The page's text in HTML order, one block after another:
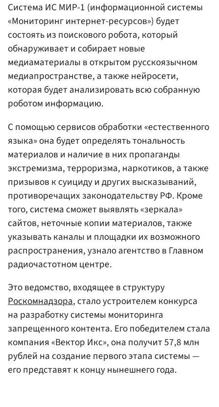
Система ИС МИР-1 (информационной системы
«Мониторинг интернет-ресурсов») будет
состоять из поискового робота, который
обнаруживает и собирает новые
медиаматериалы в открытом русскоязычном
медиапространстве, а также нейросети,
которая будет анализировать всю собранную
роботом информацию.
С помощью сервисов обработки «естественного
языка» она будет определять тональность
материалов и наличие в них пропаганды
экстремизма, терроризма, наркотиков, а также
призывов к суициду и других высказываний,
противоречащих законодательству РФ. Кроме
того, система сможет выявлять «зеркала»
сайтов, неточные копии материалов, также
указывать каналы и площадки их возможного
распространения, узнало агентство в Главном
радиочастотном центре.
Это ведомство, входящее в структуру
Роскомнадзора, стало устроителем конкурса
на разработку системы мониторинга
запрещенного контента. Его победителем стала
компания «Вектор Икс», она получит 57,8 млн
рублей на создание первого этапа системы —
его представят к концу нынешнего года.